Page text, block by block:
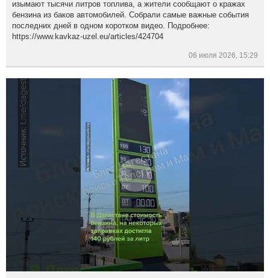
изымают тысячи литров топлива, а жители сообщают о кражах
бензина из баков автомобилей. Собрали самые важные события
последних дней в одном коротком видео. Подробнее:
https://www.kavkaz-uzel.eu/articles/424704
06 июля 2026, 15:29